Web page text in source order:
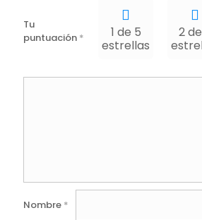
Tu
puntuación *
1 de 5
estrellas
2
Nombre *